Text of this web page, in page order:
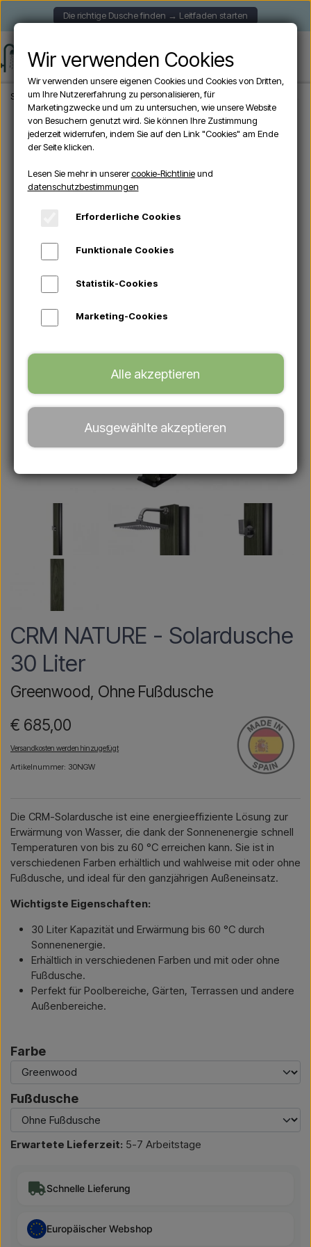
Die richtige Dusche finden → Leitfaden starten
Startseite Aussendusche Solardusche CRM NATURE - Solardusche 30 Liter
CRM NATURE - Solardusche
30 Liter
Greenwood, Ohne Fußdusche
€ 685,00
Versandkosten werden hinzugefügt
Artikelnummer: 30NGW
Die CRM-Solardusche ist eine energieeffiziente Lösung zur
Erwärmung von Wasser, die dank der Sonnenenergie schnell
Temperaturen von bis zu 60 °C erreichen kann. Sie ist in
verschiedenen Farben erhältlich und wahlweise mit oder ohne
Fußdusche, und ideal für den ganzjährigen Außeneinsatz.
Wichtigste Eigenschaften:
30 Liter Kapazität und Erwärmung bis 60 °C durch
Sonnenenergie.
Erhältlich in verschiedenen Farben und mit oder ohne
Fußdusche.
Perfekt für Poolbereiche, Gärten, Terrassen und andere
Außenbereiche.
Farbe
Fußdusche
Erwartete Lieferzeit: 5-7 Arbeitstage
Schnelle Lieferung
Europäischer Webshop
Wir verwenden Cookies
Wir verwenden unsere eigenen Cookies und Cookies von Dritten,
um Ihre Nutzererfahrung zu personalisieren, für
Marketingzwecke und um zu untersuchen, wie unsere Website
von Besuchern genutzt wird. Sie können Ihre Zustimmung
jederzeit widerrufen, indem Sie auf den Link "Cookies" am Ende
der Seite klicken.
Lesen Sie mehr in unserercookie-Richtlinieund
datenschutzbestimmungen
Erforderliche Cookies
Funktionale Cookies
Statistik-Cookies
Marketing-Cookies
Alle akzeptieren
Ausgewählte akzeptieren